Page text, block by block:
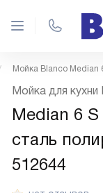
Мойка Blanco Median
Мойка для кухни
Median 6
сталь
512644